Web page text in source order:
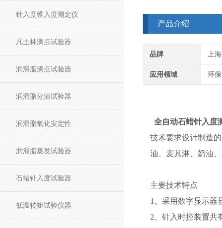
针入度锥入度测定仪
凡士林滴点试验器
润滑脂滴点试验器
润滑脂分油试验器
润滑脂氧化安定性
润滑脂蒸发试验器
石蜡针入度试验器
低温转矩试验仪器
产品介绍
品牌 上
应用领域 环
全自动石蜡针入度
技术要求设计制造
油、麦其淋、奶油
主要技术特点
1、采用数字显示器
2、针入时控装置共